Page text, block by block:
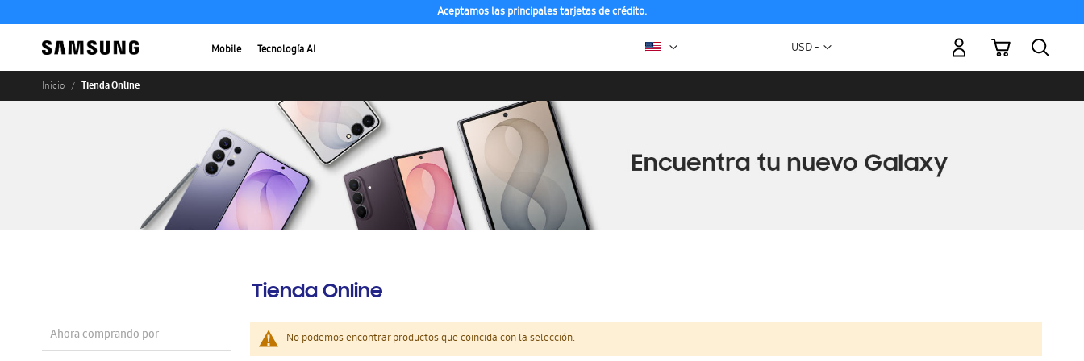
Aceptamos las principales tarjetas de crédito.
Mobile Tecnología AI Moneda
USD -
Mi carrito
Inicio Tienda Online
Tienda Online
No podemos encontrar productos que coincida con la selección.
Ahora comprando por